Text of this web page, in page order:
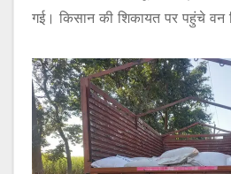
गई। किसान की शिकायत पर पहुंचे वन